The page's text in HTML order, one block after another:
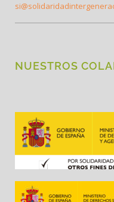
NUESTROS